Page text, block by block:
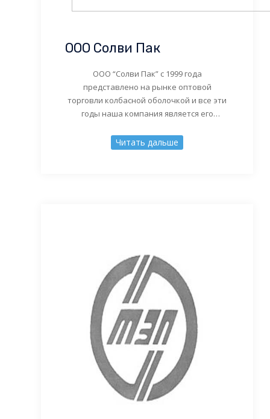
ООО Солви Пак
ООО “Солви Пак” с 1999 года
представлено на рынке оптовой
торговли колбасной оболочкой и все эти
годы наша компания является его
многолетний опыт работы, изучив
потребности наших клиентов и
Читать дальше